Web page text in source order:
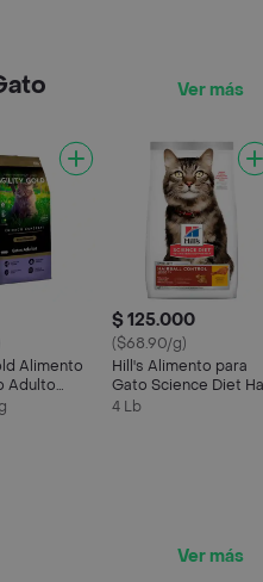
Ver más
Alimento
Adulto
$ 125.000
($68.90/g)
Hill's Alimento para
Gato Science Diet
Ball Control Adult 7+
4 Lb
Ver más